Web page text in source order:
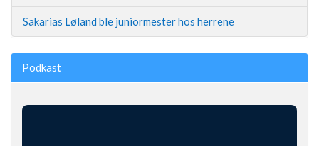
Sakarias Løland ble juniormester hos herrene
Podkast